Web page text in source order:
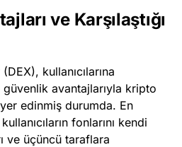
ve Karşılaştığı
kullanıcılarına
avantajlarıyla kripto
edinmiş durumda. En
fonlarını kendi
ve üçüncü taraflara